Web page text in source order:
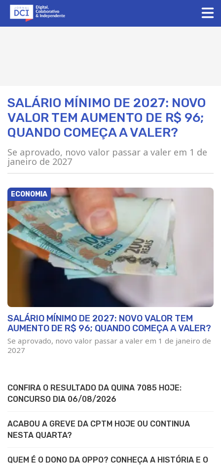
SALÁRIO MÍNIMO DE 2027: NOVO
VALOR TEM AUMENTO DE R$ 96;
QUANDO COMEÇA A VALER?
Se aprovado, novo valor passar a valer em 1 de
janeiro de 2027
ECONOMIA
SALÁRIO MÍNIMO DE 2027: NOVO VALOR TEM
AUMENTO DE R$ 96; QUANDO COMEÇA A VALER?
Se aprovado, novo valor passar a valer em 1 de janeiro de
2027
CONFIRA O RESULTADO DA QUINA 7085 HOJE:
CONCURSO DIA 06/08/2026
ACABOU A GREVE DA CPTM HOJE OU CONTINUA
NESTA QUARTA?
QUEM É O DONO DA OPPO? CONHEÇA A HISTÓRIA E O